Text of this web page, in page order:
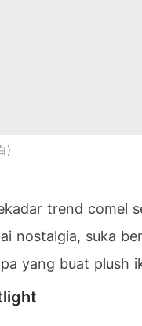
trend comel
nostalgia, suka
yang buat plush